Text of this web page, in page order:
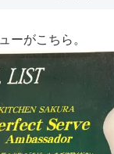
ーがこちら。